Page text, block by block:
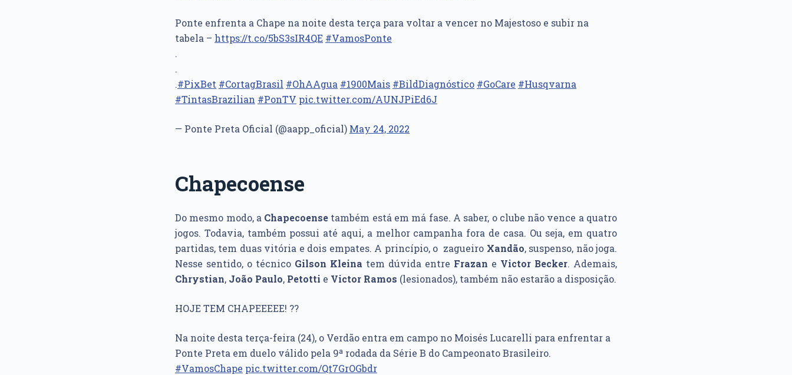
Ponte enfrenta a Chape na noite desta terça para voltar a vencer no Majestoso e subir na
tabela – https://t.co/5bS3sIR4QE #VamosPonte
.
.
.#PixBet #CortagBrasil #OhAAgua #1900Mais #BildDiagnóstico #GoCare #Husqvarna
#TintasBrazilian #PonTV pic.twitter.com/AUNJPiEd6J
— Ponte Preta Oficial (@aapp_oficial) May 24, 2022
Chapecoense
Do mesmo modo, a Chapecoense também está em má fase. A saber, o clube não vence a quatro
jogos. Todavia, também possui até aqui, a melhor campanha fora de casa. Ou seja, em quatro
partidas, tem duas vitória e dois empates. A princípio, o zagueiro Xandão, suspenso, não joga.
Nesse sentido, o técnico Gilson Kleina tem dúvida entre Frazan e Victor Becker. Ademais,
Chrystian, João Paulo, Petotti e Victor Ramos (lesionados), também não estarão a disposição.
HOJE TEM CHAPEEEEE! ??
Na noite desta terça-feira (24), o Verdão entra em campo no Moisés Lucarelli para enfrentar a
Ponte Preta em duelo válido pela 9ª rodada da Série B do Campeonato Brasileiro.
#VamosChape pic.twitter.com/Qt7GrOGbdr